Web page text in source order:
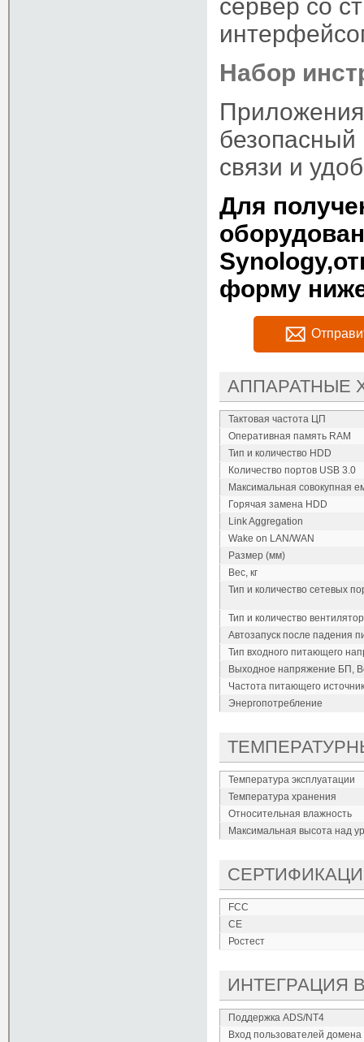
сервер со
Набор
безопасный
связи и
Для
форму
АППАРАТНЫЕ
Тактовая частота ЦП
Оперативная память RAM
Тип и количество HDD
Количество портов USB 3.0
Максимальная совокупная
Горячая замена HDD
Link Aggregation
Wake on LAN/WAN
Размер (мм)
Вес, кг
Тип и количество сетевых
Тип и количество
Автозапуск после падения
Тип входного питающего
Выходное напряжение БП,
Частота питающего
Энергопотребление
Температура эксплуатации
Температура хранения
Относительная влажность
Максимальная высота над
FCC
CE
Ростест
ИНТЕГРАЦИЯ
Поддержка ADS/NT4
Вход пользователей домена